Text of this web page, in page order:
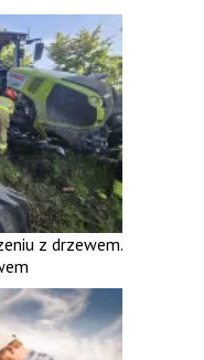
z drzewem.